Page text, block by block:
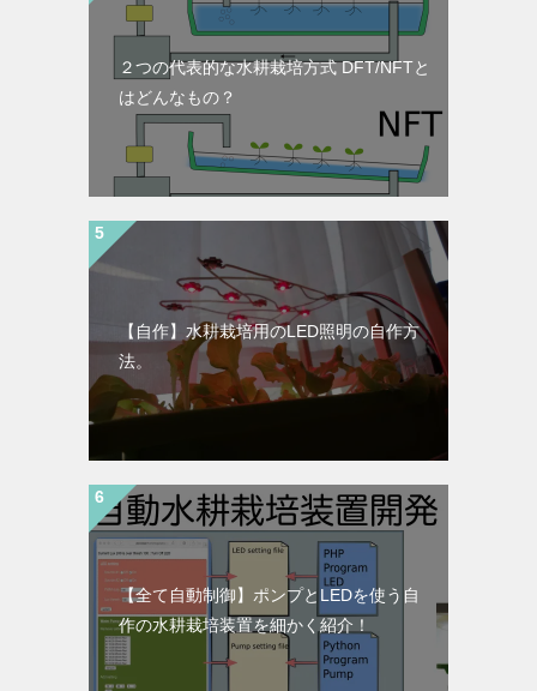
２つの代表的な水耕栽培方式 DFT/NFTと
はどんなもの？
【自作】水耕栽培用のLED照明の自作方
法。
【全て自動制御】ポンプとLEDを使う自
作の水耕栽培装置を細かく紹介！